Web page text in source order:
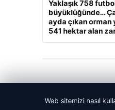
Yaklaşık 758
büyüklüğünde…
ayda çıkan orman
541 hektar alan
© 2026 Akbars Haber
Web sitemizi nasıl